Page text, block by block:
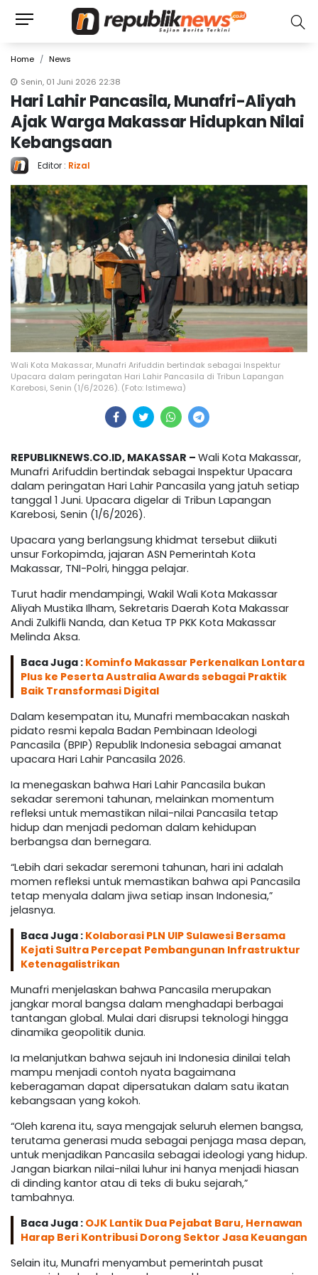
Home
News
Senin, 01 Juni 2026 22:38
Hari Lahir Pancasila, Munafri-Aliyah
Ajak Warga Makassar Hidupkan Nilai
Kebangsaan
Editor : Rizal
Wali Kota Makassar, Munafri Arifuddin bertindak sebagai Inspektur
Upacara dalam peringatan Hari Lahir Pancasila di Tribun Lapangan
Karebosi, Senin (1/6/2026). (Foto: Istimewa)
REPUBLIKNEWS.CO.ID, MAKASSAR – Wali Kota Makassar,
Munafri Arifuddin bertindak sebagai Inspektur Upacara
dalam peringatan Hari Lahir Pancasila yang jatuh setiap
tanggal 1 Juni. Upacara digelar di Tribun Lapangan
Karebosi, Senin (1/6/2026).
Upacara yang berlangsung khidmat tersebut diikuti
unsur Forkopimda, jajaran ASN Pemerintah Kota
Makassar, TNI-Polri, hingga pelajar.
Turut hadir mendampingi, Wakil Wali Kota Makassar
Aliyah Mustika Ilham, Sekretaris Daerah Kota Makassar
Andi Zulkifli Nanda, dan Ketua TP PKK Kota Makassar
Melinda Aksa.
Baca Juga : Kominfo Makassar Perkenalkan Lontara
Plus ke Peserta Australia Awards sebagai Praktik
Baik Transformasi Digital
Dalam kesempatan itu, Munafri membacakan naskah
pidato resmi kepala Badan Pembinaan Ideologi
Pancasila (BPIP) Republik Indonesia sebagai amanat
upacara Hari Lahir Pancasila 2026.
Ia menegaskan bahwa Hari Lahir Pancasila bukan
sekadar seremoni tahunan, melainkan momentum
refleksi untuk memastikan nilai-nilai Pancasila tetap
hidup dan menjadi pedoman dalam kehidupan
berbangsa dan bernegara.
“Lebih dari sekadar seremoni tahunan, hari ini adalah
momen refleksi untuk memastikan bahwa api Pancasila
tetap menyala dalam jiwa setiap insan Indonesia,”
jelasnya.
Baca Juga : Kolaborasi PLN UIP Sulawesi Bersama
Kejati Sultra Percepat Pembangunan Infrastruktur
Ketenagalistrikan
Munafri menjelaskan bahwa Pancasila merupakan
jangkar moral bangsa dalam menghadapi berbagai
tantangan global. Mulai dari disrupsi teknologi hingga
dinamika geopolitik dunia.
Ia melanjutkan bahwa sejauh ini Indonesia dinilai telah
mampu menjadi contoh nyata bagaimana
keberagaman dapat dipersatukan dalam satu ikatan
kebangsaan yang kokoh.
“Oleh karena itu, saya mengajak seluruh elemen bangsa,
terutama generasi muda sebagai penjaga masa depan,
untuk menjadikan Pancasila sebagai ideologi yang hidup.
Jangan biarkan nilai-nilai luhur ini hanya menjadi hiasan
di dinding kantor atau di teks di buku sejarah,”
tambahnya.
Baca Juga : OJK Lantik Dua Pejabat Baru, Hernawan
Harap Beri Kontribusi Dorong Sektor Jasa Keuangan
Selain itu, Munafri menyambut pemerintah pusat